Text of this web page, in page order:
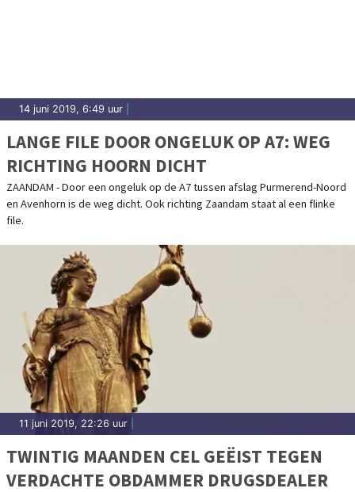
14 juni 2019, 6:49 uur
LANGE FILE DOOR ONGELUK OP A7: WEG
RICHTING HOORN DICHT
ZAANDAM - Door een ongeluk op de A7 tussen afslag Purmerend-Noord
en Avenhorn is de weg dicht. Ook richting Zaandam staat al een flinke
file.
11 juni 2019, 22:26 uur
TWINTIG MAANDEN CEL GEËIST TEGEN
VERDACHTE OBDAMMER DRUGSDEALER